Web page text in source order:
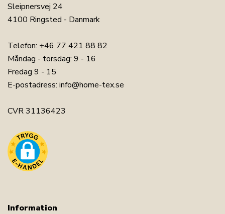
Sleipnersvej 24
4100 Ringsted - Danmark
Telefon: +46 77 421 88 82
Måndag - torsdag: 9 - 16
Fredag 9 - 15
E-postadress: info@home-tex.se
CVR 31136423
Information